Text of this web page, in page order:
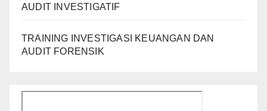
AUDIT INVESTIGATIF
TRAINING INVESTIGASI KEUANGAN DAN
AUDIT FORENSIK